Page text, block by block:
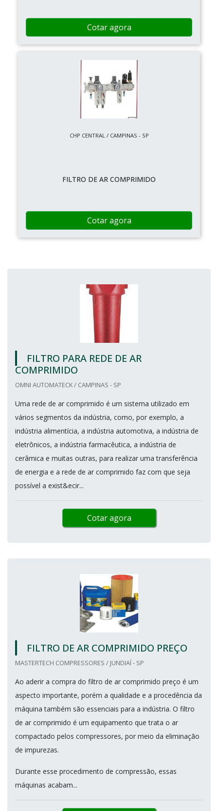
Cotar agora
CHP CENTRAL / CAMPINAS - SP
FILTRO DE AR COMPRIMIDO
Cotar agora
FILTRO PARA REDE DE AR
COMPRIMIDO
OMNI AUTOMATECK / CAMPINAS - SP
Uma rede de ar comprimido é um sistema utilizado em
vários segmentos da indústria, como, por exemplo, a
indústria alimentícia, a indústria automotiva, a indústria de
eletrônicos, a indústria farmacêutica, a indústria de
cerâmica e muitas outras, para realizar uma transferência
de energia e a rede de ar comprimido faz com que seja
possível a exist&ecir...
Cotar agora
FILTRO DE AR COMPRIMIDO PREÇO
MASTERTECH COMPRESSORES / JUNDIAÍ - SP
Ao aderir a compra do filtro de ar comprimido preço é um
aspecto importante, porém a qualidade e a procedência da
máquina também são essenciais para a indústria. O filtro
de ar comprimido é um equipamento que trata o ar
compactado pelos compressores, por meio da eliminação
de impurezas.
Durante esse procedimento de compressão, essas
máquinas acabam...